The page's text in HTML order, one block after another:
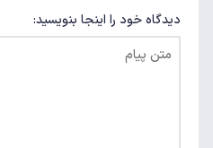
دیدگاه خود را اینجا بنویسید: